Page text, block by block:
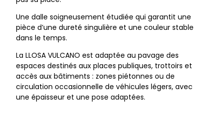
Une dalle soigneusement étudiée qui garantit une
pièce d’une dureté singulière et une couleur stable
dans le temps.
La LLOSA VULCANO est adaptée au pavage des
espaces destinés aux places publiques, trottoirs et
accès aux bâtiments : zones piétonnes ou de
circulation occasionnelle de véhicules légers, avec
une épaisseur et une pose adaptées.